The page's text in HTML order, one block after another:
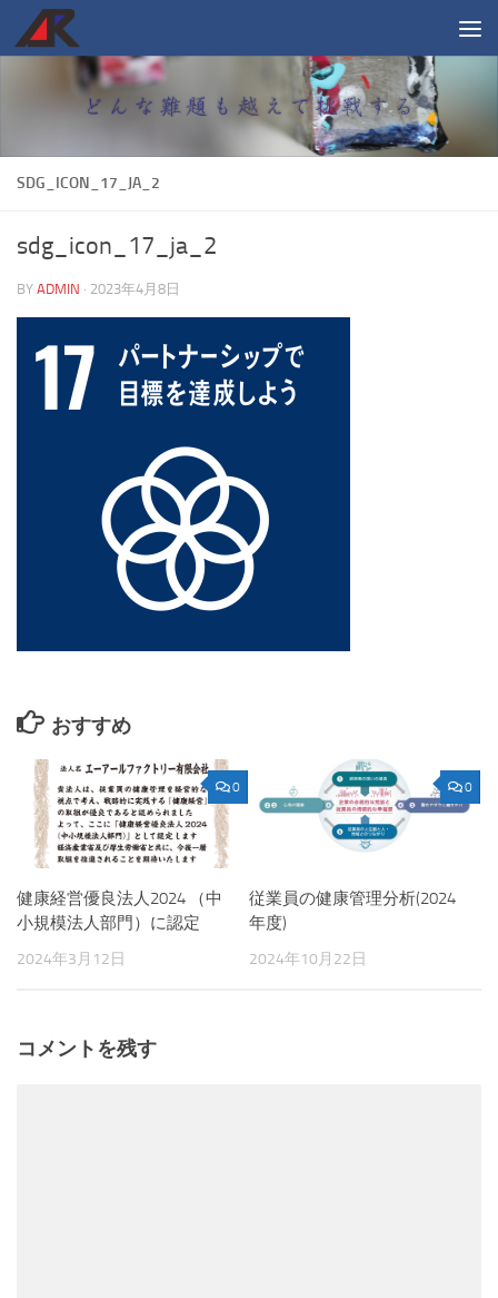
コンテンツへスキップ
SDG_ICON_17_JA_2
sdg_icon_17_ja_2
BY ADMIN · 2023年4月8日
おすすめ
0
健康経営優良法人2024 （中
小規模法人部門）に認定
2024年3月12日
0
従業員の健康管理分析(2024
年度)
2024年10月22日
コメントを残す